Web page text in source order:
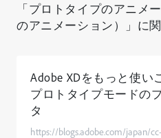
「プロトタイプのアニメ
のアニメーション）」に
Adobe XDをもっと使い
プロトタイプモードの
タ
https://blogs.adobe.com/japan/